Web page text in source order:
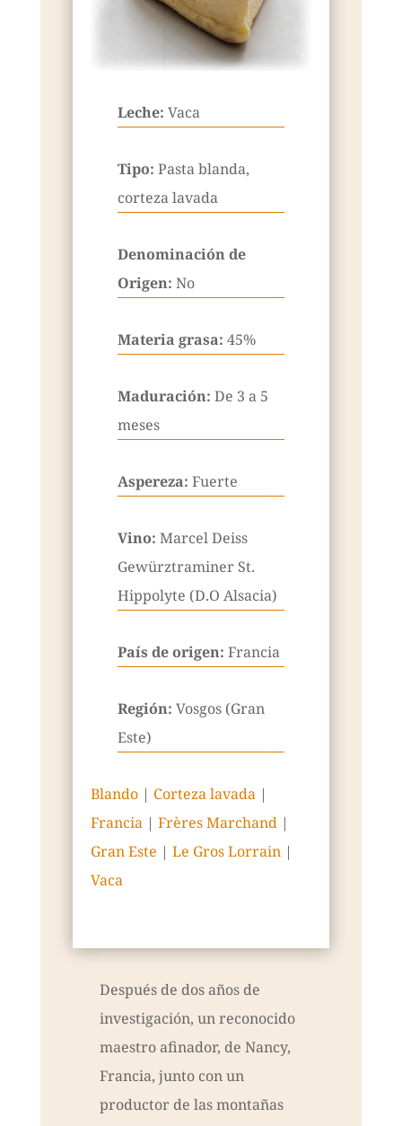
Leche: Vaca
Tipo: Pasta blanda,
corteza lavada
Denominación de
Origen: No
Materia grasa: 45%
Maduración: De 3 a 5
meses
Aspereza: Fuerte
Vino: Marcel Deiss
Gewürztraminer St.
Hippolyte (D.O Alsacia)
País de origen: Francia
Región: Vosgos (Gran
Este)
Blando| Corteza lavada|
Francia| Frères Marchand|
Gran Este | Le Gros Lorrain|
Vaca
Después de dos años de
investigación, un reconocido
maestro afinador, de Nancy,
Francia, junto con un
productor de las montañas